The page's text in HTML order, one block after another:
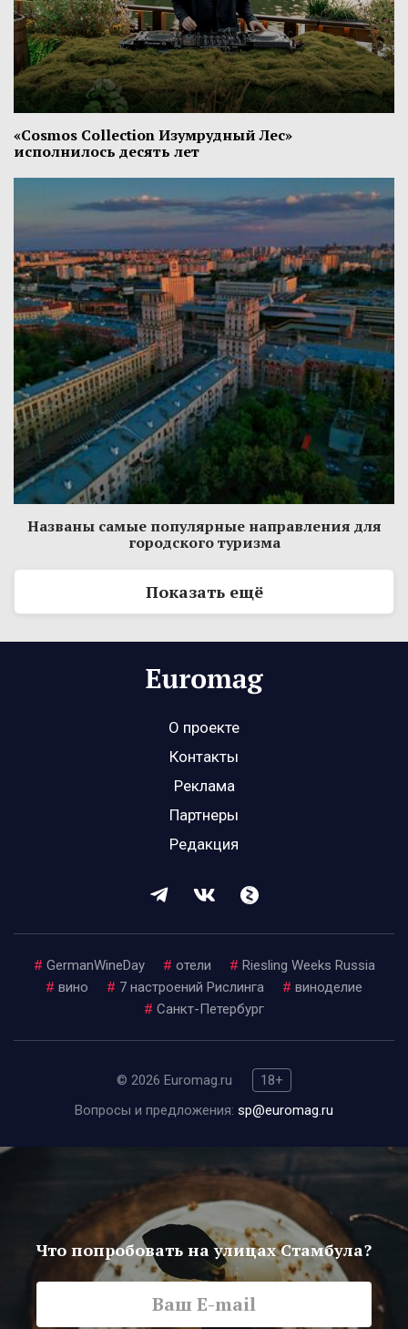
«Cosmos Collection Изумрудный Лес»
исполнилось десять лет
Названы самые популярные направления для
городского туризма
Показать ещё
О проекте
Контакты
Реклама
Партнеры
Редакция
# GermanWineDay # отели # Riesling Weeks Russia
# вино # 7 настроений Рислинга # виноделие
# Санкт-Петербург
© 2026 Euromag.ru
18+
Вопросы и предложения: sp@euromag.ru
Что попробовать на улицах Стамбула?